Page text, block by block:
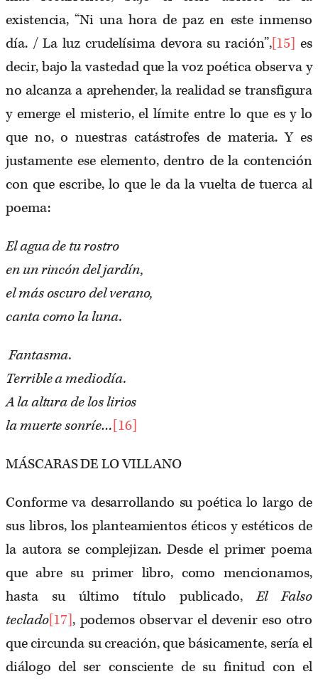
existencia, “Ni una hora de paz en este inmenso
día. / La luz crudelísima devora su ración”,[15] es
decir, bajo la vastedad que la voz poética observa y
no alcanza a aprehender, la realidad se transfigura
y emerge el misterio, el límite entre lo que es y lo
que no, o nuestras catástrofes de materia. Y es
justamente ese elemento, dentro de la contención
con que escribe, lo que le da la vuelta de tuerca al
poema:
El agua de tu rostro
en un rincón del jardín,
el más oscuro del verano,
canta como la luna.
Fantasma.
Terrible a mediodía.
A la altura de los lirios
la muerte sonríe…[16]
MÁSCARAS DE LO VILLANO
Conforme va desarrollando su poética lo largo de
sus libros, los planteamientos éticos y estéticos de
la autora se complejizan. Desde el primer poema
que abre su primer libro, como mencionamos,
hasta su último título publicado,El Falso
teclado[17], podemos observar el devenir eso otro
que circunda su creación, que básicamente, sería el
diálogo del ser consciente de su finitud con el